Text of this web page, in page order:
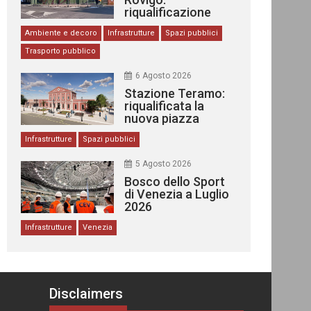
riqualificazione
delle stazioni
Ambiente e decoro Infrastrutture
Spazi pubblici
Trasporto pubblico
6 Agosto 2026
Stazione Teramo:
riqualificata la
nuova piazza
urbana
Infrastrutture Spazi pubblici
5 Agosto 2026
Bosco dello Sport
di Venezia a Luglio
2026
Infrastrutture Venezia
Disclaimers